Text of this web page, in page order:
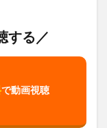
する／
で動画視聴